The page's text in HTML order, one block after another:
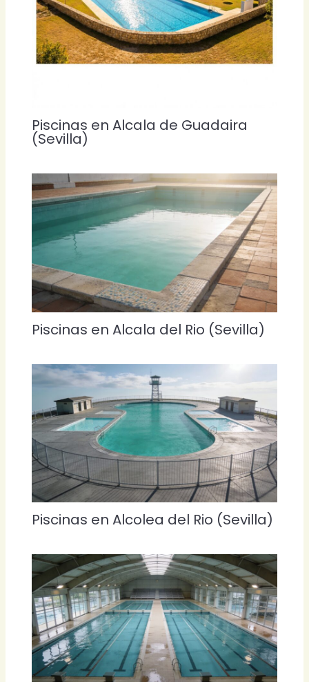
Piscinas en Alcala de Guadaira
(Sevilla)
Piscinas en Alcala del Rio (Sevilla)
Piscinas en Alcolea del Rio (Sevilla)